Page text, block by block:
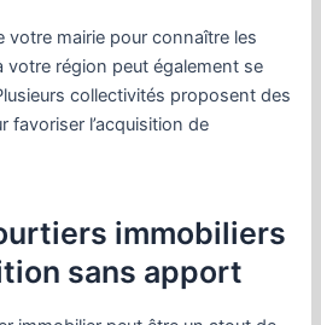
votre mairie pour connaître les
région peut également se
collectivités proposent des
favoriser l’acquisition de
immobiliers
sans apport